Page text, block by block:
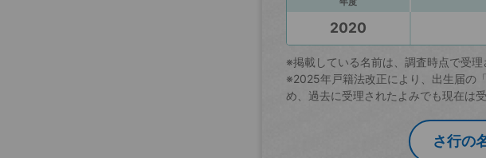
2020
※掲載している名前は、調査時点で受理
※2025年戸籍法改正により、出生届の
め、過去に受理されたよみでも現在は
さ行の